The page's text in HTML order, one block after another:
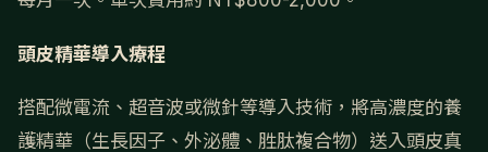
頭皮精華導入療程
搭配微電流、超音波或微針等導入技術，將高濃度的養
護精華（生長因子、外泌體、胜肽複合物）送入頭皮真